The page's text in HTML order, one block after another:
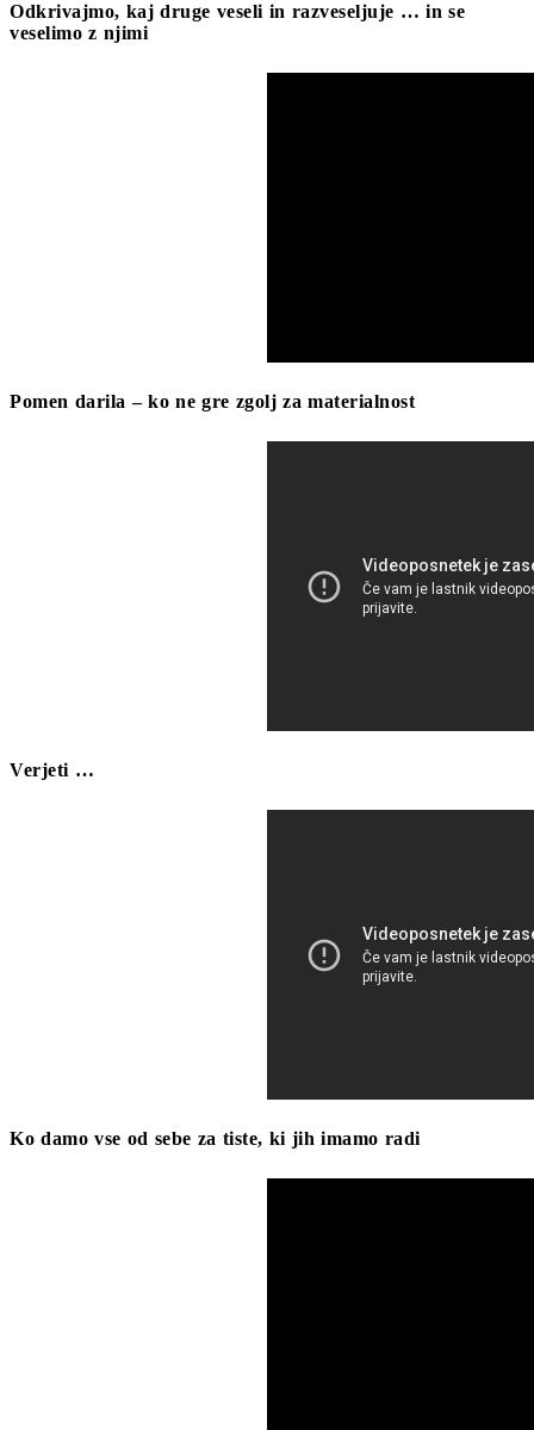
Odkrivajmo, kaj druge veseli in razveseljuje … in se
veselimo z njimi
Pomen darila ‒ ko ne gre zgolj za materialnost
Verjeti …
Ko damo vse od sebe za tiste, ki jih imamo radi